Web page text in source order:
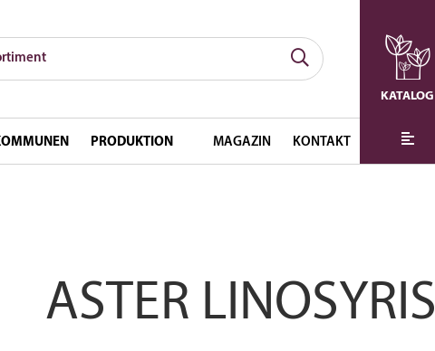
KATALOG
PRODUKTION MAGAZIN KONTAKT
ASTER LINOSYRIS